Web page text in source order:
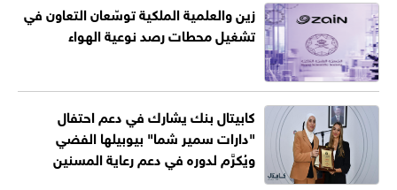
زين والعلمية الملكية توسّعان التعاون في
تشغيل محطات رصد نوعية الهواء
كابيتال بنك يشارك في دعم احتفال
"دارات سمير شما" بيوبيلها الفضي
ويُكرَّم لدوره في دعم رعاية المسنين